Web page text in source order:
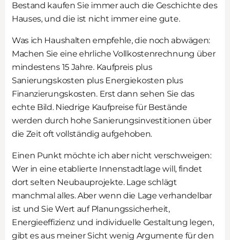
Bestand kaufen Sie immer auch die Geschichte des
Hauses, und die ist nicht immer eine gute.
Was ich Haushalten empfehle, die noch abwägen:
Machen Sie eine ehrliche Vollkostenrechnung über
mindestens 15 Jahre. Kaufpreis plus
Sanierungskosten plus Energiekosten plus
Finanzierungskosten. Erst dann sehen Sie das
echte Bild. Niedrige Kaufpreise für Bestände
werden durch hohe Sanierungsinvestitionen über
die Zeit oft vollständig aufgehoben.
Einen Punkt möchte ich aber nicht verschweigen:
Wer in eine etablierte Innenstadtlage will, findet
dort selten Neubauprojekte. Lage schlägt
manchmal alles. Aber wenn die Lage verhandelbar
ist und Sie Wert auf Planungssicherheit,
Energieeffizienz und individuelle Gestaltung legen,
gibt es aus meiner Sicht wenig Argumente für den